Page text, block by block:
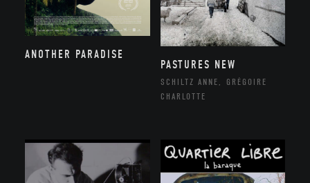
ANOTHER PARADISE
PASTURES NEW
SCHILTZ ANNE, GRÉGOIRE
CHARLOTTE